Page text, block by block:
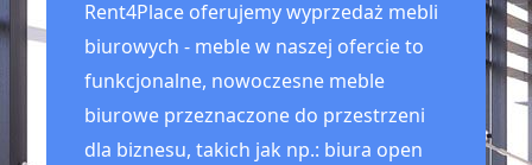
Rent4Place oferujemy wyprzedaż mebli
biurowych - meble w naszej ofercie to
funkcjonalne, nowoczesne meble
biurowe przeznaczone do przestrzeni
dla biznesu, takich jak np.: biura open